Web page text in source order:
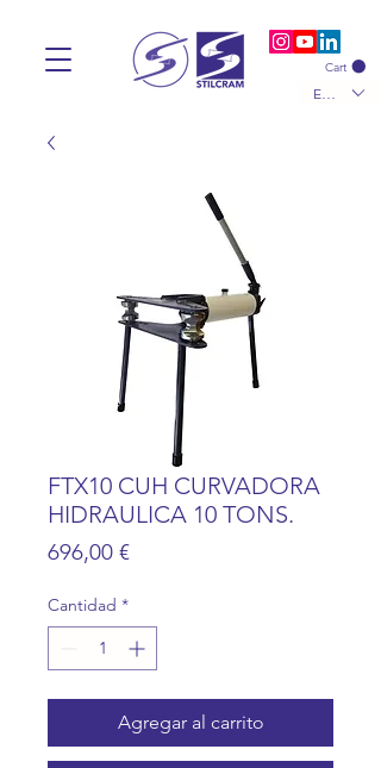
Cart
EUR (€)
FTX10 CUH CURVADORA
HIDRAULICA 10 TONS.
696,00 €Precio
Cantidad *
Agregar al carrito